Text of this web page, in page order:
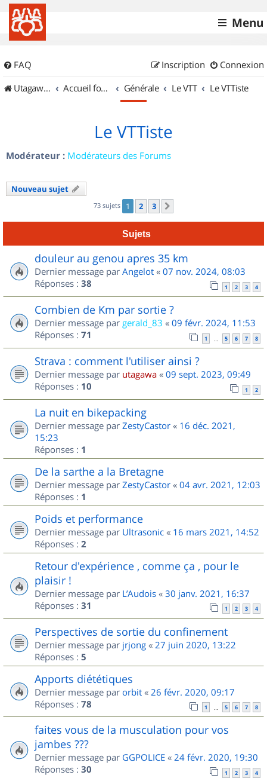
Menu
FAQ Connexion
Inscription
UtagawaVTT (Randos VTT et VTTAE avec traces GPS)
Accueil forum Générale Le VTT Le VTTiste
Le VTTiste
Modérateur : Modérateurs des Forums
Nouveau sujet
73 sujets 1 2 3
Sujets
douleur au genou apres 35 km
Dernier message par Angelot « 07 nov. 2024, 08:03
Réponses : 38 1 2 3 4
Combien de Km par sortie ?
Dernier message par gerald_83 « 09 févr. 2024, 11:53
Réponses : 71 1 … 5 6 7 8
Strava : comment l'utiliser ainsi ?
Dernier message par utagawa « 09 sept. 2023, 09:49
Réponses : 10 1 2
La nuit en bikepacking
Dernier message par ZestyCastor « 16 déc. 2021,
15:23
Réponses : 1
De la sarthe a la Bretagne
Dernier message par ZestyCastor « 04 avr. 2021, 12:03
Réponses : 1
Poids et performance
Dernier message par Ultrasonic « 16 mars 2021, 14:52
Réponses : 2
Retour d'expérience , comme ça , pour le
plaisir !
Dernier message par L’Audois « 30 janv. 2021, 16:37
Réponses : 31 1 2 3 4
Perspectives de sortie du confinement
Dernier message par jrjong « 27 juin 2020, 13:22
Réponses : 5
Apports diététiques
Dernier message par orbit « 26 févr. 2020, 09:17
Réponses : 78 1 … 5 6 7 8
faites vous de la musculation pour vos
jambes ???
Dernier message par GGPOLICE « 24 févr. 2020, 19:30
Réponses : 30 1 2 3 4